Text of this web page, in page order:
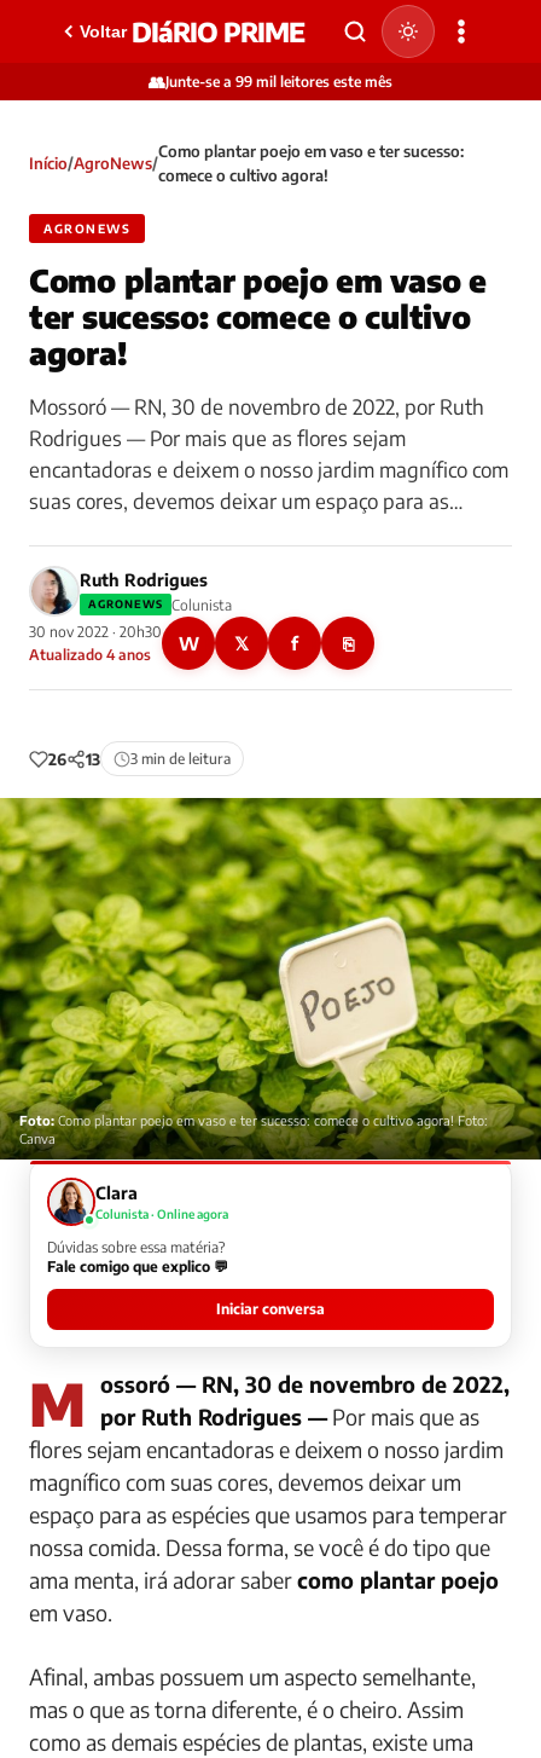
Voltar DIáRIO PRIME
👥Junte-se a 99 mil leitores este mês
Início/AgroNews/
Como plantar poejo em vaso e ter sucesso:
comece o cultivo agora!
AGRONEWS
Como plantar poejo em vaso e
ter sucesso: comece o cultivo
agora!
Mossoró — RN, 30 de novembro de 2022, por Ruth
Rodrigues — Por mais que as flores sejam
encantadoras e deixem o nosso jardim magnífico com
suas cores, devemos deixar um espaço para as…
Ruth Rodrigues
AGRONEWS
Colunista
30 nov 2022 · 20h30
Atualizado 4 anos
W 𝕏 f ⎘
26 13 3 min de leitura
Foto:Como plantar poejo em vaso e ter sucesso: comece o cultivo agora! Foto:
Canva
Clara
Colunista · Online agora
Dúvidas sobre essa matéria?
Fale comigo que explico 💬
Iniciar conversa
Mossoró — RN, 30 de novembro de 2022, por Ruth Rodrigues —Por mais que as
flores sejam encantadoras e deixem o nosso jardim
magnífico com suas cores, devemos deixar um
espaço para as espécies que usamos para temperar
nossa comida. Dessa forma, se você é do tipo que
ama menta, irá adorar sabercomo plantar poejo
em vaso.
Afinal, ambas possuem um aspecto semelhante,
mas o que as torna diferente, é o cheiro. Assim
como as demais espécies de plantas, existe uma